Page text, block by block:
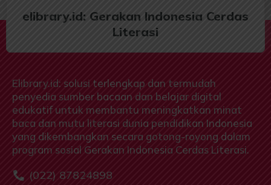
elibrary.id: Gerakan Indonesia Cerdas
Literasi
Elibrary.id: solusi terlengkap dan termudah
penyedia sumber bacaan dan belajar digital
edukatif untuk membantu meningkatkan minat
baca dan mutu literasi dunia pendidikan Indonesia
yang dikembangkan secara gotong-royong dalam
program sosial Gerakan Indonesia Cerdas Literasi.
(022) 87824898